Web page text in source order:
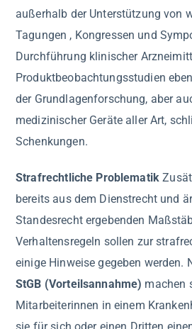
außerhalb der Unterstützung von
Tagungen , Kongressen und
Durchführung klinischer
Produktbeobachtungsstudien
der Grundlagenforschung, aber
medizinischer Geräte aller Art,
Schenkungen.
Strafrechtliche Problematik
bereits aus dem Dienstrecht und
Standesrecht ergebenden
Verhaltensregeln sollen zur
einige Hinweise gegeben werden.
StGB (Vorteilsannahme) machen
Mitarbeiterinnen in einem